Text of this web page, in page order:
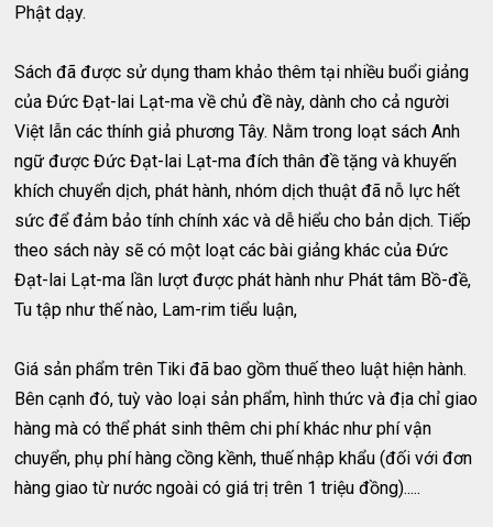
Phật dạy.
Sách đã được sử dụng tham khảo thêm tại nhiều buổi giảng
của Đức Đạt-lai Lạt-ma về chủ đề này, dành cho cả người
Việt lẫn các thính giả phương Tây. Nằm trong loạt sách Anh
ngữ được Đức Đạt-lai Lạt-ma đích thân đề tặng và khuyến
khích chuyển dịch, phát hành, nhóm dịch thuật đã nỗ lực hết
sức để đảm bảo tính chính xác và dễ hiểu cho bản dịch. Tiếp
theo sách này sẽ có một loạt các bài giảng khác của Đức
Đạt-lai Lạt-ma lần lượt được phát hành như Phát tâm Bồ-đề,
Tu tập như thế nào, Lam-rim tiểu luận,
Giá sản phẩm trên Tiki đã bao gồm thuế theo luật hiện hành.
Bên cạnh đó, tuỳ vào loại sản phẩm, hình thức và địa chỉ giao
hàng mà có thể phát sinh thêm chi phí khác như phí vận
chuyển, phụ phí hàng cồng kềnh, thuế nhập khẩu (đối với đơn
hàng giao từ nước ngoài có giá trị trên 1 triệu đồng).....